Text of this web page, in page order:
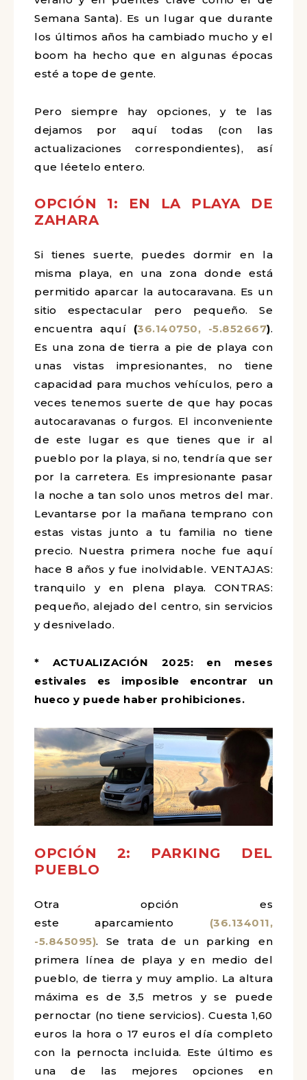
Semana Santa). Es un lugar que durante
los últimos años ha cambiado mucho y el
boom ha hecho que en algunas épocas
esté a tope de gente.
Pero siempre hay opciones, y te las
dejamos por aquí todas (con las
actualizaciones correspondientes), así
que léetelo entero.
OPCIÓN 1: EN LA PLAYA DE
ZAHARA
Si tienes suerte, puedes dormir en la
misma playa, en una zona donde está
permitido aparcar la autocaravana. Es un
sitio espectacular pero pequeño. Se
encuentra aquí (36.140750, -5.852667).
Es una zona de tierra a pie de playa con
unas vistas impresionantes, no tiene
capacidad para muchos vehículos, pero a
veces tenemos suerte de que hay pocas
autocaravanas o furgos. El inconveniente
de este lugar es que tienes que ir al
pueblo por la playa, si no, tendría que ser
por la carretera. Es impresionante pasar
la noche a tan solo unos metros del mar.
Levantarse por la mañana temprano con
estas vistas junto a tu familia no tiene
precio. Nuestra primera noche fue aquí
hace 8 años y fue inolvidable. VENTAJAS:
tranquilo y en plena playa. CONTRAS:
pequeño, alejado del centro, sin servicios
y desnivelado.
* ACTUALIZACIÓN 2025: en meses
estivales es imposible encontrar un
hueco y puede haber prohibiciones.
OPCIÓN 2: PARKING DEL
PUEBLO
Otra opción es
este
aparcamiento (36.134011,
-5.845095). Se trata de un parking en
primera línea de playa y en medio del
pueblo, de tierra y muy amplio. La altura
máxima es de 3,5 metros y se puede
pernoctar (no tiene servicios). Cuesta 1,60
euros la hora o 17 euros el día completo
con la pernocta incluida. Este último es
una de las mejores opciones en